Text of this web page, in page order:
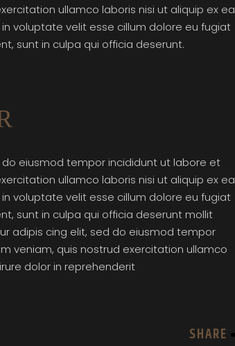
ullamco laboris nisi ut aliquip ex ea
voluptate velit esse cillum dolore eu fugiat
sunt in culpa qui officia deserunt.
eiusmod tempor incididunt ut labore et
ullamco laboris nisi ut aliquip ex ea
voluptate velit esse cillum dolore eu fugiat
sunt in culpa qui officia deserunt mollit
adipis cing elit, sed do eiusmod tempor
veniam, quis nostrud exercitation ullamco
dolor in reprehenderit
SHARE